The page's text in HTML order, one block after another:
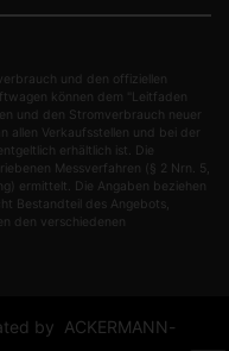
und den offiziellen
können dem "Leitfaden
und den Stromverbrauch neuer
allen Verkaufsstellen und bei der
erhältlich ist. Die
Messverfahren (§ 2 Nrn. 5,
ermittelt. Die Angaben beziehen
Bestandteil des Angebots,
den verschiedenen
by ACKERMANN-